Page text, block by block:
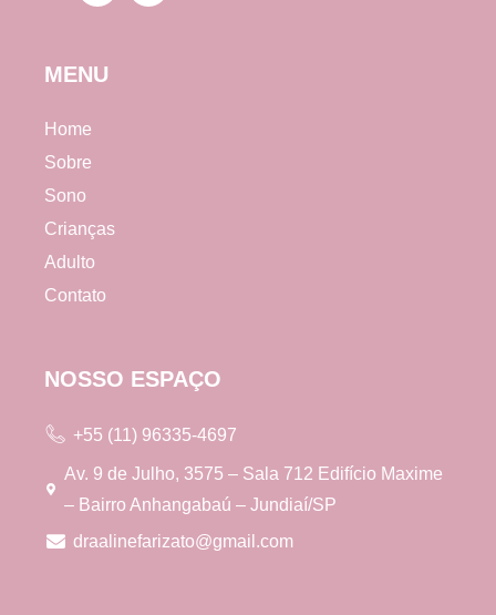
MENU
Home
Sobre
Sono
Crianças
Adulto
Contato
NOSSO ESPAÇO
+55 (11) 96335-4697
Av. 9 de Julho, 3575 – Sala 712 Edifício Maxime
– Bairro Anhangabaú – Jundiaí/SP
draalinefarizato@gmail.com